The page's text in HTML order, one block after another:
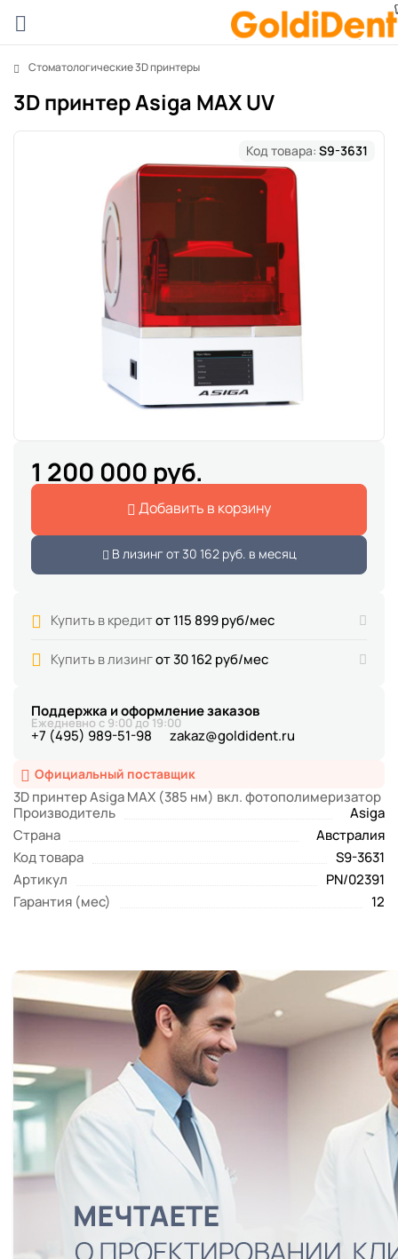
Стоматологические 3D принтеры
3D принтер Asiga MAX UV
Код товара: S9-3631
Официальный поставщик
3D принтер Asiga MAX (385 нм) вкл. фотополимеризатор
Производитель
Asiga
Страна
Австралия
Код товара
S9-3631
Артикул
PN/02391
Гарантия (мес)
12
1 200 000 руб.
Добавить в корзину
В лизинг от30 162 руб. в месяц
Купить в кредитот 115 899 руб/мес
Купить в лизингот 30 162 руб/мес
Поддержка и оформление заказов
Ежедневно с 9:00 до 19:00
+7 (495) 989-51-98 zakaz@goldident.ru